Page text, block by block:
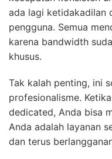
ada lagi ketidakadilan
pengguna. Semua
karena bandwidth
khusus.
Tak kalah penting, ini
profesionalisme.
dedicated, Anda bisa
Anda adalah layanan
dan terus